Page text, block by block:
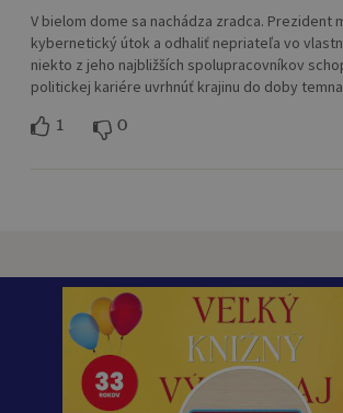
V bielom dome sa nachádza zradca. Prezident
kybernetický útok a odhaliť nepriateľa vo
niekto z jeho najbližších spolupracovníkov
politickej kariére uvrhnúť krajinu do doby
1 0